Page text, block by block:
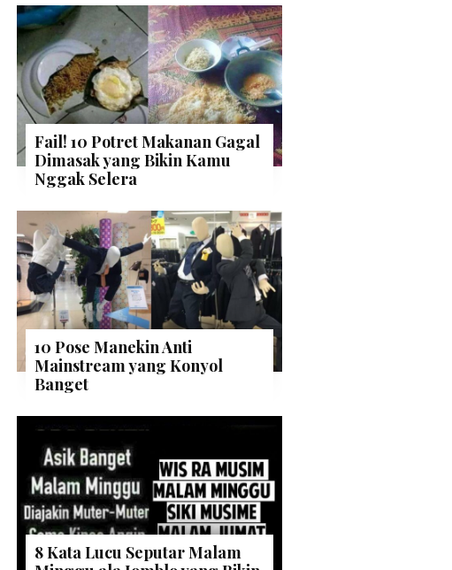
Fail! 10 Potret Makanan Gagal
Dimasak yang Bikin Kamu
Nggak Selera
10 Pose Manekin Anti
Mainstream yang Konyol
Banget
8 Kata Lucu Seputar Malam